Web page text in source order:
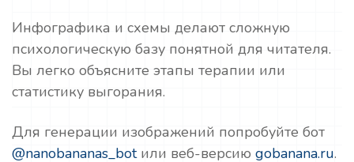
Инфографика и схемы делают сложную
психологическую базу понятной для читателя.
Вы легко объясните этапы терапии или
статистику выгорания.
Для генерации изображений попробуйте бот
@nanobananas_botили веб-версию gobanana.ru.